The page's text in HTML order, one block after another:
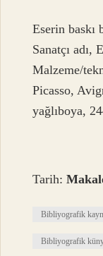
Eserin baskı
Sanatçı adı,
Malzeme/
Picasso,
yağlıboya,
Tarih:
Bibliyografik
Bibliyografik